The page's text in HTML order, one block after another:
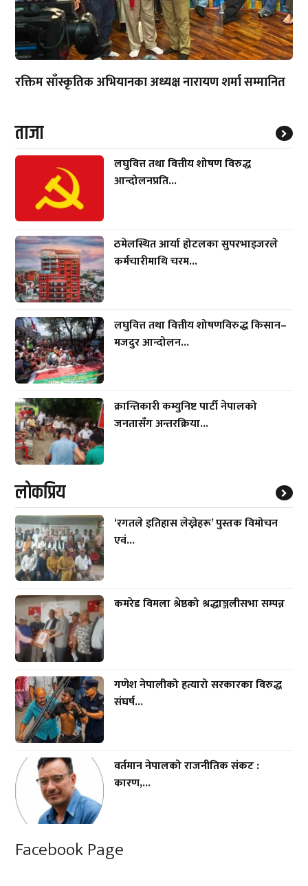
रक्तिम साँस्कृतिक अभियानका अध्यक्ष नारायण शर्मा सम्मानित
ताजा
लघुवित्त तथा वित्तीय शोषण विरुद्ध
आन्दोलनप्रति...
ठमेलस्थित आर्या होटलका सुपरभाइजरले
कर्मचारीमाथि चरम...
लघुवित्त तथा वित्तीय शोषणविरुद्ध किसान–
मजदुर आन्दोलन...
क्रान्तिकारी कम्युनिष्ट पार्टी नेपालको
जनतासँग अन्तरक्रिया...
लाेकप्रिय
‘रगतले इतिहास लेख्नेहरू’ पुस्तक विमोचन
एवं...
कमरेड विमला श्रेष्ठको श्रद्धाञ्जलीसभा सम्पन्न
गणेश नेपालीको हत्यारो सरकारका विरुद्ध
संघर्ष...
वर्तमान नेपालको राजनीतिक संकट :
कारण,...
Facebook Page